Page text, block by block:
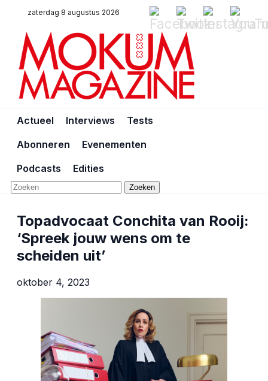
zaterdag 8 augustus 2026
Actueel Interviews
Tests
Abonneren
Evenementen
Podcasts
Edities
Zoeken
Topadvocaat Conchita van Rooij:
‘Spreek jouw wens om te
scheiden uit’
oktober 4, 2023